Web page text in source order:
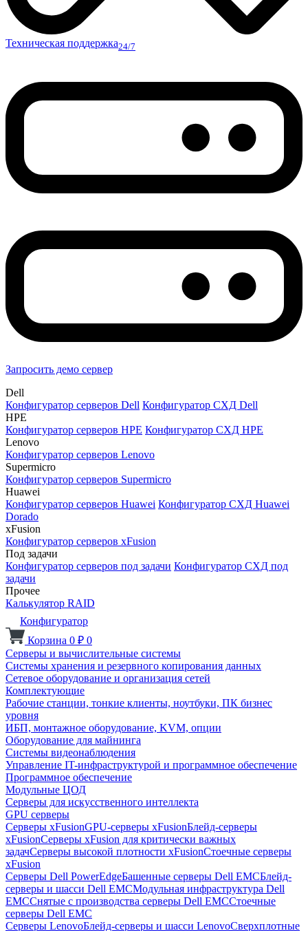
Техническая поддержка24/7
Запросить демо сервер
Dell
Конфигуратор серверов Dell Конфигуратор СХД Dell
HPE
Конфигуратор серверов HPE Конфигуратор СХД HPE
Lenovo
Конфигуратор серверов Lenovo
Supermicro
Конфигуратор серверов Supermicro
Huawei
Конфигуратор серверов Huawei Конфигуратор СХД Huawei
Dorado
xFusion
Конфигуратор серверов xFusion
Под задачи
Конфигуратор серверов под задачи Конфигуратор СХД под
задачи
Прочее
Калькулятор RAID
Конфигуратор
Корзина 0 ₽ 0
Серверы и вычислительные системы
Системы хранения и резервного копирования данных
Сетевое оборудование и организация сетей
Комплектующие
Рабочие станции, тонкие клиенты, ноутбуки, ПК бизнес
уровня
ИБП, монтажное оборудование, KVM, опции
Оборудование для майнинга
Системы видеонаблюдения
Управление IT-инфраструктурой и программное обеспечение
Программное обеспечение
Модульные ЦОД
Серверы для искусственного интеллекта
GPU серверы
Серверы xFusionGPU-серверы xFusionБлейд-серверы
xFusionСерверы xFusion для критически важных
задачСерверы высокой плотности xFusionСтоечные серверы
xFusion
Серверы Dell PowerEdgeБашенные серверы Dell EMCБлейд-
серверы и шасси Dell EMCМодульная инфраструктура Dell
EMCСнятые с производства серверы Dell EMCСтоечные
серверы Dell EMC
Серверы LenovoБлейд-серверы и шасси LenovoСверхплотные